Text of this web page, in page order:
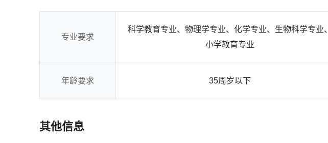
专业要求
科学教育专业、物理学专业、化学专业、生物科学专业、
小学教育专业
年龄要求 35周岁以下
其他信息